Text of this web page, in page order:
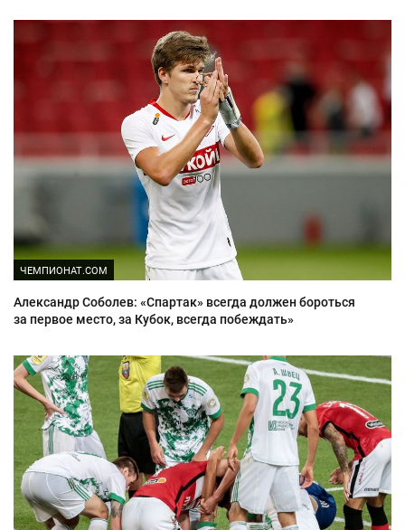
ЧЕМПИОНАТ.COM
Александр Соболев: «Спартак» всегда должен бороться
за первое место, за Кубок, всегда побеждать»